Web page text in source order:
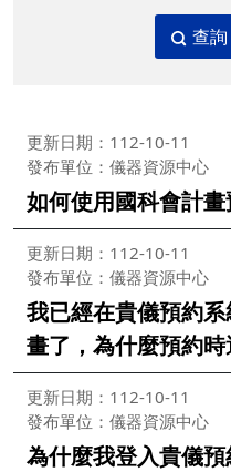
查詢
更新日期：112-10-11
發布單位：儀器資源中心
如何使用國科會計畫
更新日期：112-10-11
發布單位：儀器資源中心
我已經在貴儀預約
畫了，為什麼預約
更新日期：112-10-11
發布單位：儀器資源中心
為什麼我登入貴儀